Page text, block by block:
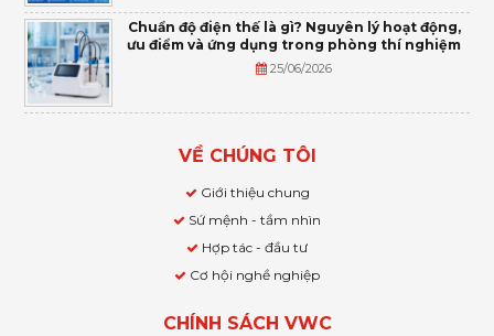
Chuẩn độ điện thế là gì? Nguyên lý hoạt động,
ưu điểm và ứng dụng trong phòng thí nghiệm
25/06/2026
VỀ CHÚNG TÔI
Giới thiệu chung
Sứ mệnh - tầm nhìn
Hợp tác - đầu tư
Cơ hội nghề nghiệp
CHÍNH SÁCH VWC